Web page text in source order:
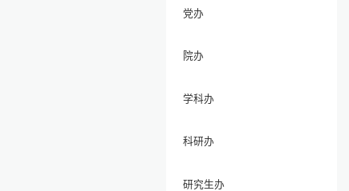
党办
院办
学科办
科研办
研究生办